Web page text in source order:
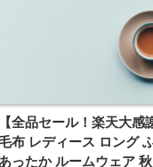
【全品セール！楽天大感
布 レディース ロング
あったか ルームウェア